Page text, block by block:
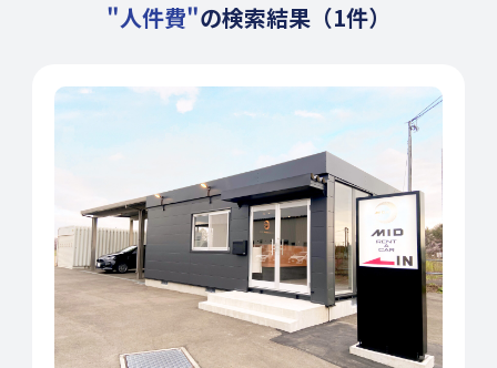
"人件費"の検索結果（1件）